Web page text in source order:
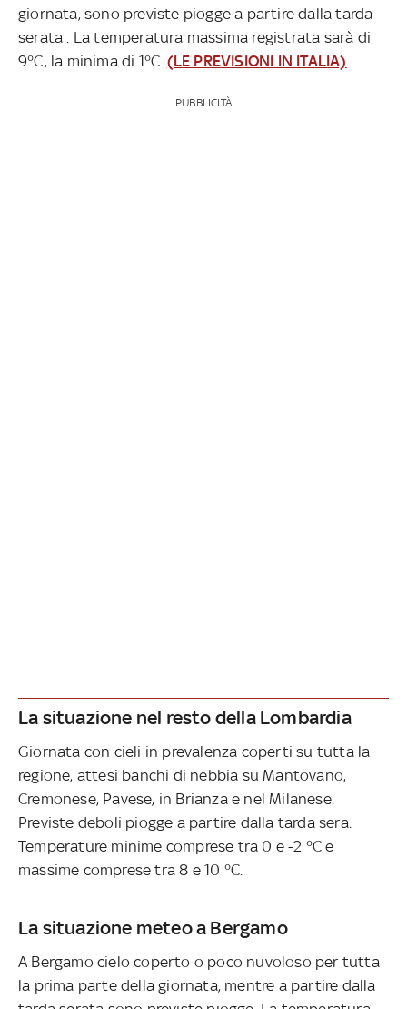
giornata, sono previste piogge a partire dalla tarda
serata . La temperatura massima registrata sarà di
9°C, la minima di 1°C. (LE PREVISIONI IN ITALIA)
PUBBLICITÀ
La situazione nel resto della Lombardia
Giornata con cieli in prevalenza coperti su tutta la
regione, attesi banchi di nebbia su Mantovano,
Cremonese, Pavese, in Brianza e nel Milanese.
Previste deboli piogge a partire dalla tarda sera.
Temperature minime comprese tra 0 e -2 °C e
massime comprese tra 8 e 10 °C.
La situazione meteo a Bergamo
A Bergamo cielo coperto o poco nuvoloso per tutta
la prima parte della giornata, mentre a partire dalla